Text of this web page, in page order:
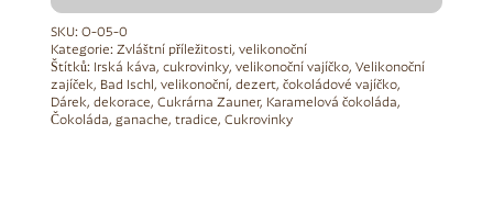
SKU: O-05-0
Kategorie: Zvláštní příležitosti, velikonoční
Štítků: Irská káva, cukrovinky, velikonoční vajíčko, Velikonoční
zajíček, Bad Ischl , velikonoční, dezert, čokoládové vajíčko,
Dárek, dekorace, Cukrárna Zauner, Karamelová čokoláda,
Čokoláda, ganache, tradice, Cukrovinky